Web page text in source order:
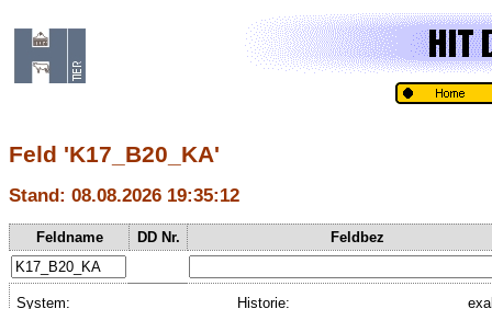
Feld 'K17_B20_KA'
Stand: 08.08.2026 19:35:12
Feldname DD Nr. Feldbez
System:
Historie: